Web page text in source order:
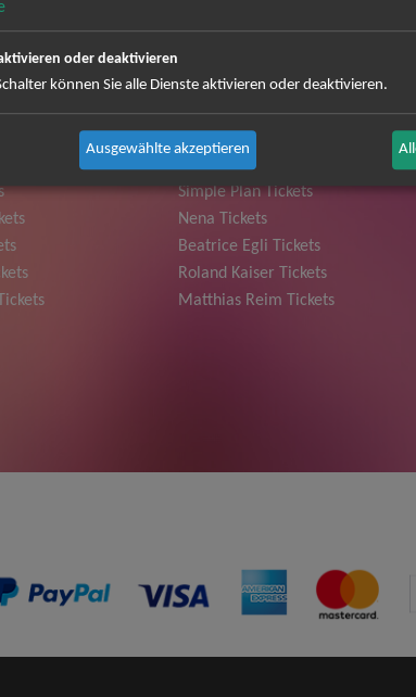
Tickets
Tickets
No.1 Tickets
The BossHoss Tickets
Silbermond Tickets
Trailerpark & Friends Tickets
Anastacia Tickets
Simple Plan Tickets
Nena Tickets
Beatrice Egli Tickets
Roland Kaiser Tickets
Matthias Reim Tickets
oder deaktivieren
können Sie alle Dienste aktivieren oder deaktivieren.
Ausgewählte akzeptieren